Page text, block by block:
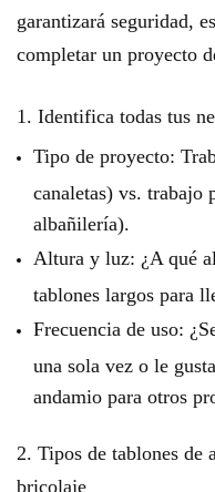
garantizará seguridad,
completar un proyecto
1. Identifica todas tus
Tipo de proyecto:
canaletas) vs. trabajo
albañilería).
Altura y luz: ¿A qué
tablones largos para
Frecuencia de uso:
una sola vez o le
andamio para otros
2. Tipos de tablones de
bricolaje